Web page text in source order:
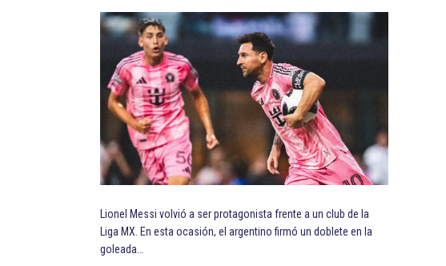
Lionel Messi volvió a ser protagonista frente a un club de la
Liga MX. En esta ocasión, el argentino firmó un doblete en la
goleada…